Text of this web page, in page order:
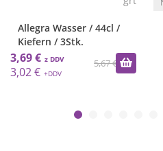
Allegra Wasser / 44cl /
Kiefern / 3Stk.
5,67 €
3,69 €
3,02 €